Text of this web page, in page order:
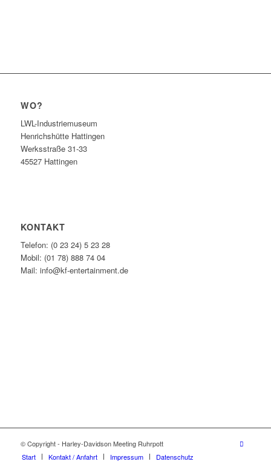
WO?
LWL-Industriemuseum
Henrichshütte Hattingen
Werksstraße 31-33
45527 Hattingen
KONTAKT
Telefon: (0 23 24) 5 23 28
Mobil: (01 78) 888 74 04
Mail: info@kf-entertainment.de
© Copyright - Harley-Davidson Meeting Ruhrpott
Start
Kontakt / Anfahrt Impressum Datenschutz